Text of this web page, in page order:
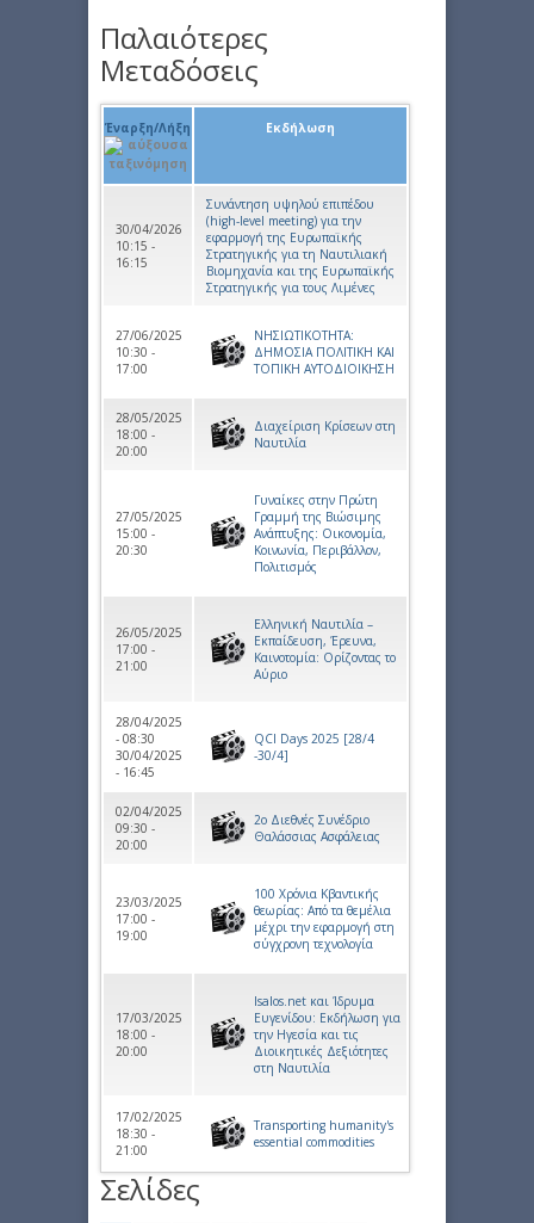
Παλαιότερες
Μεταδόσεις
Έναρξη/Λήξη Εκδήλωση
30/04/2026
10:15 -
16:15
Συνάντηση υψηλού επιπέδου
(high-level meeting) για την
εφαρμογή της Ευρωπαϊκής
Στρατηγικής για τη Ναυτιλιακή
Βιομηχανία και της Ευρωπαϊκής
Στρατηγικής για τους Λιμένες
27/06/2025
10:30 -
17:00
ΝΗΣΙΩΤΙΚΟΤΗΤΑ:
ΔΗΜΟΣΙΑ ΠΟΛΙΤΙΚΗ ΚΑΙ
ΤΟΠΙΚΗ ΑΥΤΟΔΙΟΙΚΗΣΗ
28/05/2025
18:00 -
20:00
Διαχείριση Κρίσεων στη
Ναυτιλία
27/05/2025
15:00 -
20:30
Γυναίκες στην Πρώτη
Γραμμή της Βιώσιμης
Ανάπτυξης: Οικονομία,
Κοινωνία, Περιβάλλον,
Πολιτισμός
26/05/2025
17:00 -
21:00
Ελληνική Ναυτιλία –
Εκπαίδευση, Έρευνα,
Καινοτομία: Ορίζοντας το
Αύριο
28/04/2025
- 08:30
30/04/2025
- 16:45
QCI Days 2025 [28/4
-30/4]
02/04/2025
09:30 -
20:00
2ο Διεθνές Συνέδριο
Θαλάσσιας Ασφάλειας
23/03/2025
17:00 -
19:00
100 Χρόνια Κβαντικής
θεωρίας: Από τα θεμέλια
μέχρι την εφαρμογή στη
σύγχρονη τεχνολογία
17/03/2025
18:00 -
20:00
Isalos.net και Ίδρυμα
Ευγενίδου: Εκδήλωση για
την Ηγεσία και τις
Διοικητικές Δεξιότητες
στη Ναυτιλία
17/02/2025
18:30 -
21:00
Transporting humanity's
essential commodities
Σελίδες